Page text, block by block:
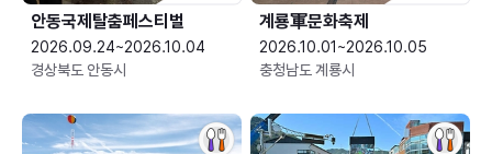
안동국제탈춤페스티벌
2026.09.24~2026.10.04
경상북도 안동시
2026.10.01~2026.10.05
충청남도 계룡시